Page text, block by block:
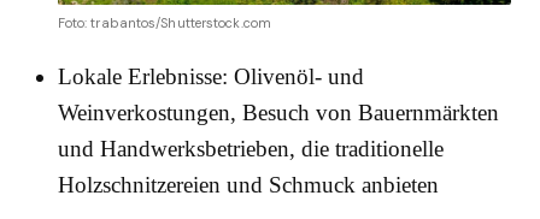
Foto: trabantos/Shutterstock.com
Lokale Erlebnisse: Olivenöl- und
Weinverkostungen, Besuch von Bauernmärkten
und Handwerksbetrieben, die traditionelle
Holzschnitzereien und Schmuck anbieten